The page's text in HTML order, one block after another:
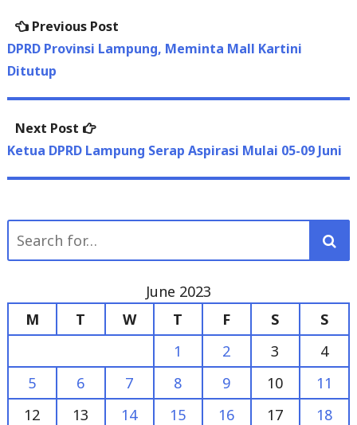
Post
navigation
Previous PostPrevious
post:
DPRD Provinsi Lampung, Meminta Mall Kartini
Ditutup
Next Post
Next
post:
Ketua DPRD Lampung Serap Aspirasi Mulai 05-09 Juni
for:
June 2023
M
T W T F S
S
1
2 3
4
5
6 7 8 9 10
11
12
13 14 15 16 17
18